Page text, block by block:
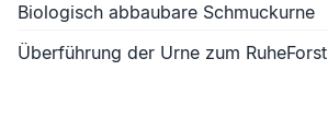
Biologisch abbaubare Schmuckurne
Überführung der Urne zum RuheForst